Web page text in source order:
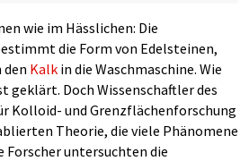
wie im Hässlichen: Die
die Form von Edelsteinen,
den Kalk in die Waschmaschine. Wie
geklärt. Doch Wissenschaftler des
Kolloid- und Grenzflächenforschung
Theorie, die viele Phänomene
Forscher untersuchten die